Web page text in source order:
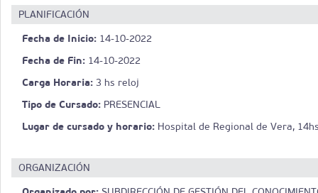
PLANIFICACIÓN
Fecha de Inicio: 14-10-2022
Fecha de Fin: 14-10-2022
Carga Horaria: 3 hs reloj
Tipo de Cursado: PRESENCIAL
Lugar de cursado y horario: Hospital de Regional de Vera,
ORGANIZACIÓN